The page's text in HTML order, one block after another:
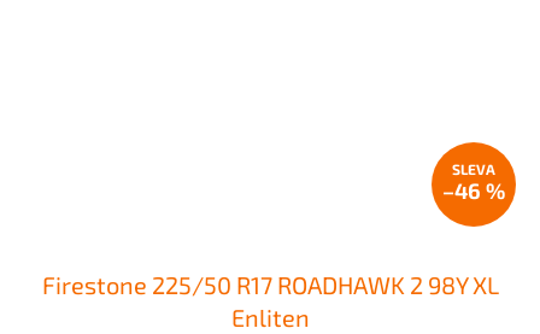
–46 %
Firestone 225/50 R17 ROADHAWK 2 98Y XL
Enliten